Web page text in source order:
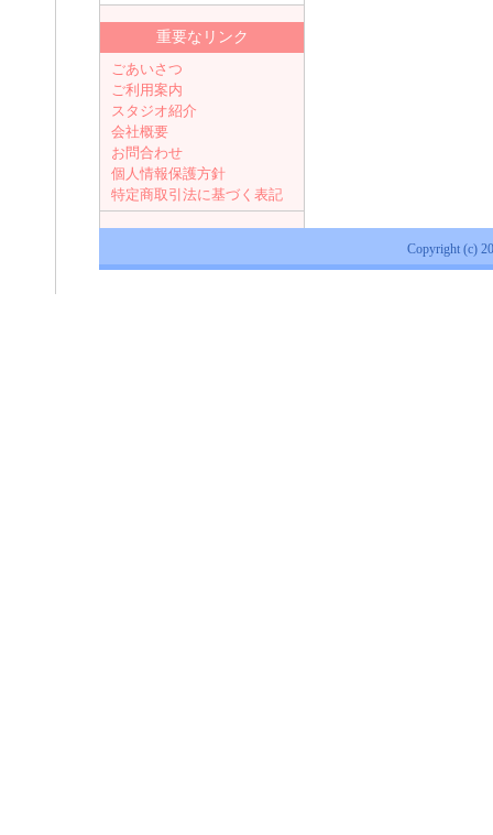
重要なリンク
ごあいさつ
ご利用案内
スタジオ紹介
会社概要
お問合わせ
個人情報保護方針
特定商取引法に基づく表記
Copyright (c)